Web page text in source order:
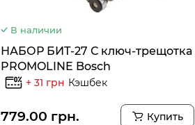
В наличии
НАБОР БИТ-27 С ключ-трещотка
PROMOLINE Bosch
+ 31 грн Кэшбек
779.00 грн. Купить